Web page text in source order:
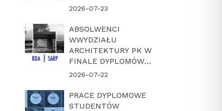
NAUKOWEJ W
2026-07-23
ABSOLWENCI
WWYDZIAŁU
ARCHITEKTURY PK W
FINALE DYPLOMÓW
ROKU BDA-SARP 2026
2026-07-22
PRACE DYPLOMOWE
STUDENTÓW